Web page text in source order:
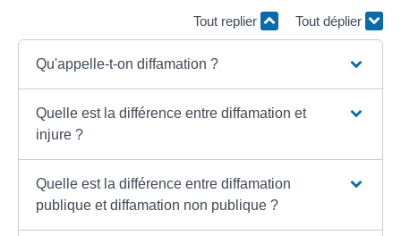
Tout replier Tout déplier
Qu'appelle-t-on diffamation ?
Quelle est la différence entre diffamation et
injure ?
Quelle est la différence entre diffamation
publique et diffamation non publique ?